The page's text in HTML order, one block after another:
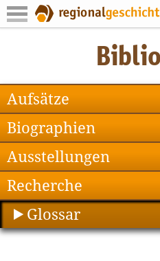
Aufsätze
Biographien
Ausstellungen
Recherche
Glossar